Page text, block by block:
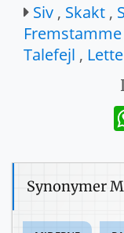
Siv , Skakt ,
Fremstamme
Talefejl ,
Synonymer